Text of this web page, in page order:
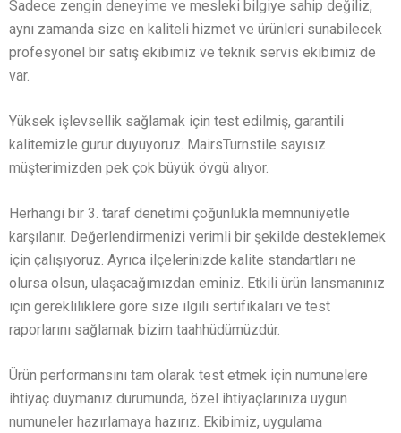
Sadece zengin deneyime ve mesleki bilgiye sahip değiliz,
aynı zamanda size en kaliteli hizmet ve ürünleri sunabilecek
profesyonel bir satış ekibimiz ve teknik servis ekibimiz de
var.
Yüksek işlevsellik sağlamak için test edilmiş, garantili
kalitemizle gurur duyuyoruz. MairsTurnstile sayısız
müşterimizden pek çok büyük övgü alıyor.
Herhangi bir 3. taraf denetimi çoğunlukla memnuniyetle
karşılanır. Değerlendirmenizi verimli bir şekilde desteklemek
için çalışıyoruz. Ayrıca ilçelerinizde kalite standartları ne
olursa olsun, ulaşacağımızdan eminiz. Etkili ürün lansmanınız
için gerekliliklere göre size ilgili sertifikaları ve test
raporlarını sağlamak bizim taahhüdümüzdür.
Ürün performansını tam olarak test etmek için numunelere
ihtiyaç duymanız durumunda, özel ihtiyaçlarınıza uygun
numuneler hazırlamaya hazırız. Ekibimiz, uygulama